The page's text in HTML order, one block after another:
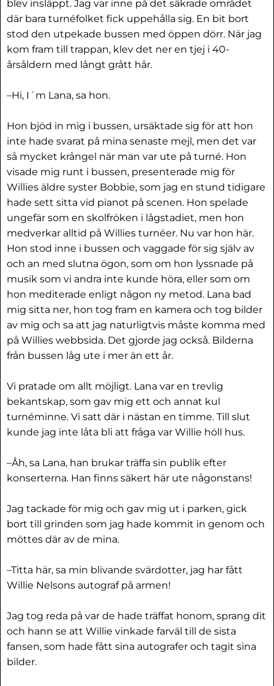
blev insläppt. Jag var inne på det säkrade området
där bara turnéfolket fick uppehålla sig. En bit bort
stod den utpekade bussen med öppen dörr. När jag
kom fram till trappan, klev det ner en tjej i 40-
årsåldern med långt grått hår.
–Hi, I´m Lana, sa hon.
Hon bjöd in mig i bussen, ursäktade sig för att hon
inte hade svarat på mina senaste mejl, men det var
så mycket krångel när man var ute på turné. Hon
visade mig runt i bussen, presenterade mig för
Willies äldre syster Bobbie, som jag en stund tidigare
hade sett sitta vid pianot på scenen. Hon spelade
ungefär som en skolfröken i lågstadiet, men hon
medverkar alltid på Willies turnéer. Nu var hon här.
Hon stod inne i bussen och vaggade för sig själv av
och an med slutna ögon, som om hon lyssnade på
musik som vi andra inte kunde höra, eller som om
hon mediterade enligt någon ny metod. Lana bad
mig sitta ner, hon tog fram en kamera och tog bilder
av mig och sa att jag naturligtvis måste komma med
på Willies webbsida. Det gjorde jag också. Bilderna
från bussen låg ute i mer än ett år.
Vi pratade om allt möjligt. Lana var en trevlig
bekantskap, som gav mig ett och annat kul
turnéminne. Vi satt där i nästan en timme. Till slut
kunde jag inte låta bli att fråga var Willie höll hus.
–Åh, sa Lana, han brukar träffa sin publik efter
konserterna. Han finns säkert här ute någonstans!
Jag tackade för mig och gav mig ut i parken, gick
bort till grinden som jag hade kommit in genom och
möttes där av de mina.
–Titta här, sa min blivande svärdotter, jag har fått
Willie Nelsons autograf på armen!
Jag tog reda på var de hade träffat honom, sprang dit
och hann se att Willie vinkade farväl till de sista
fansen, som hade fått sina autografer och tagit sina
bilder.